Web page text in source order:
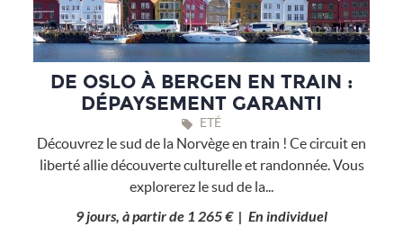
DE OSLO À BERGEN EN TRAIN :
DÉPAYSEMENT GARANTI
ETÉ
Découvrez le sud de la Norvège en train ! Ce circuit en
liberté allie découverte culturelle et randonnée. Vous
explorerez le sud de la...
9 jours, à partir de 1 265 € | En individuel